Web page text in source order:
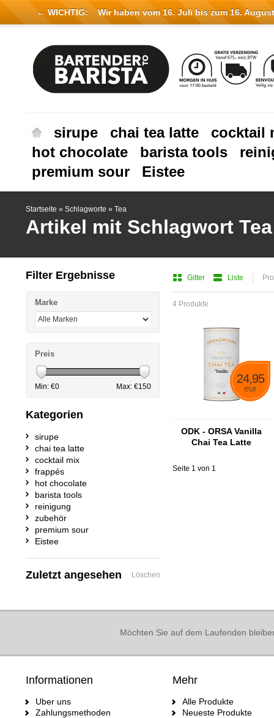
sirupe chai tea latte
cocktail
hot chocolate
barista tools
premium sour
Eistee
Startseite » Schlagworte » Tea
Artikel mit Schlagwort Tea
Gitter Liste
4 Produkte
24,95
eur
ODK - ORSA Vanilla
Chai Tea Latte
Seite 1 von 1
Filter Ergebnisse
Marke
Preis
Min: €0 Max: €150
Kategorien
sirupe
chai tea latte
cocktail mix
frappés
hot chocolate
barista tools
reinigung
zubehör
premium sour
Eistee
Zuletzt angesehen Löschen
Möchten Sie auf dem Laufenden
Informationen
Uber uns
Zahlungsmethoden
Mehr
Alle Produkte
Neueste Produkte
← WICHTIG: Wir haben vom 16. Juli bis zum 16.